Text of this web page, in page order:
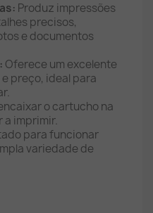
Produz impressões
precisos,
e documentos
Oferece um excelente
preço, ideal para
o cartucho na
a imprimir.
para funcionar
variedade de